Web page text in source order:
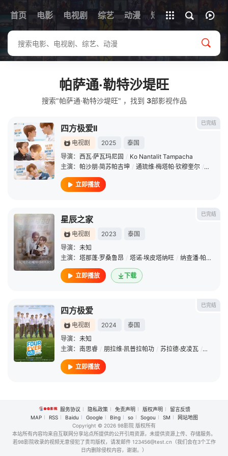
首页 电影 电视剧 综艺 动漫 短剧
全部影片
帕萨通·勒特沙堤旺
搜索"帕萨通·勒特沙堤旺" ，找到 3部影视作品
已完结
四方极爱II
电视剧 2025
泰国
导演： 西瓦·萨瓦玛尼固 / Ko Nantalit Tampacha
主演： 帕沙朋·简苏帕吉坤 / 通琉维·梅塔帕·钦穆奎尔 / 阿努帕
立即播放
已完结
星辰之家
电视剧 2023
泰国
导演： 未知
主演： 塔那蓬·罗桑鲁昂 / 塔诺·埃皮塔纳旺 / 纳查潘·帕拉玛查伦罗
立即播放 下载
已完结
四方极爱
电视剧 2024
泰国
导演： 未知
主演： 南思睿 / 朋拉维·凯普拉帕功 / 苏拉德·皮凌瓦 / 拉差塔·
立即播放
服务协议 隐私政策 免责声明 版权声明
留言反馈
MAP
RSS Baidu Google Bing so Sogou SM
网站地图
Copyright © 2026 98影院 版权所有
本站所有内容均来自互联网分享站点所提供的公开引用资源，未提供资源上传、存储服务。
若98影院收录的视频无意侵犯了贵司版权，请发邮件 123456@test.cn（我们会在3个工作
日内删除侵权内容，谢谢。）